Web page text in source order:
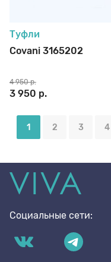
Туфли
Covani 3165202
3 950 р.
4 950 р.
1 2 3 4
Социальные сети: